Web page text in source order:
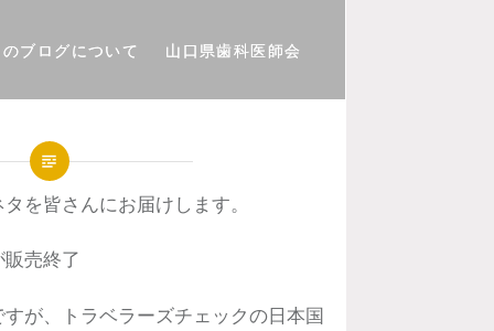
ブログについて 山口県歯科医師会
を皆さんにお届けします。
売終了
が、トラベラーズチェックの日本国